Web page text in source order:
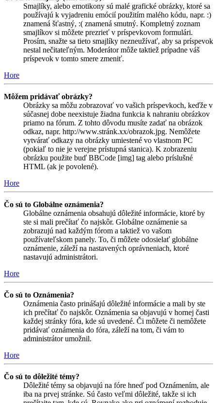
Smajlíky, alebo emotikony sú malé grafické obrázky, ktoré sa
používajú k vyjadreniu emócií použitím malého kódu, napr. :)
znamená šťastný, :( znamená smutný. Kompletný zoznam
smajlíkov si môžete prezrieť v príspevkovom formulári.
Prosím, snažte sa tieto smajlíky nezneužívať, aby sa príspevok
nestal nečitateľným. Moderátor môže taktiež prípadne váš
príspevok v tomto smere zmeniť.
Hore
Môžem pridávať obrázky?
Obrázky sa môžu zobrazovať vo vašich príspevkoch, keďže v
súčasnej dobe neexistuje žiadna funkcia k nahraniu obrázkov
priamo na fórum. Z tohto dôvodu musíte zadať na obrázok
odkaz, napr. http://www.stránk.xx/obrazok.jpg. Nemôžete
vytvárať odkazy na obrázky umiestené vo vlastnom PC
(pokiaľ to nie je verejne prístupná stanica). K zobrazeniu
obrázku použite buď BBCode [img] tag alebo príslušné
HTML (ak je povolené).
Hore
Čo sú to Globálne oznámenia?
Globálne oznámenia obsahujú dôležité informácie, ktoré by
ste si mali prečítať čo najskôr. Globálne oznámenie sa
zobrazujú nad každým fórom a taktiež vo vašom
používateľskom panely. To, či môžete odosielať globálne
oznámenie, záleží na nastavených oprávneniach, ktoré
nastavujú administrátori.
Hore
Čo sú to Oznámenia?
Oznámenia často prinášajú dôležité informácie a mali by ste
ich prečítať čo najskôr. Oznámenia sa objavujú v hornej časti
každej stránky fóra, kde sú uvedené. Či môžete či nemôžete
pridávať oznámenia do fóra, záleží na tom, či vám to
administrátor umožnil.
Hore
Čo sú to dôležité témy?
Dôležité témy sa objavujú na fóre hneď pod Oznámením, ale
iba na prvej stránke. Sú často veľmi dôležité, takže si ich